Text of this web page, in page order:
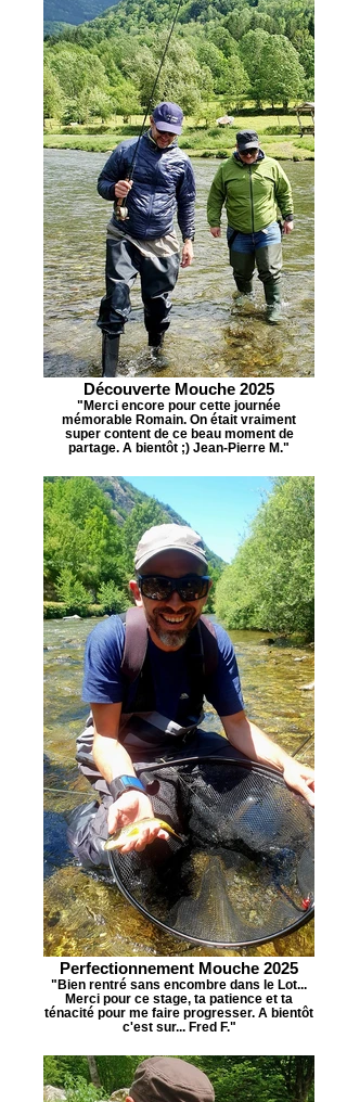
Découverte Mouche 2025
"Merci encore pour cette journée
mémorable Romain. On était vraiment
super content de ce beau moment de
partage. A bientôt ;) Jean-Pierre M."
Perfectionnement Mouche 2025
"Bien rentré sans encombre dans le Lot...
Merci pour ce stage, ta patience et ta
ténacité pour me faire progresser. A bientôt
c'est sur... Fred F."